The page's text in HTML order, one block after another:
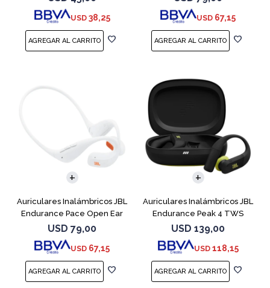
USD 38,25 USD 67,15
Auriculares Inalámbricos JBL
Endurance Pace Open Ear
Blanco
USD 79,00
USD 67,15
Auriculares Inalámbricos JBL
Endurance Peak 4 TWS
Negro
USD 139,00
USD 118,15